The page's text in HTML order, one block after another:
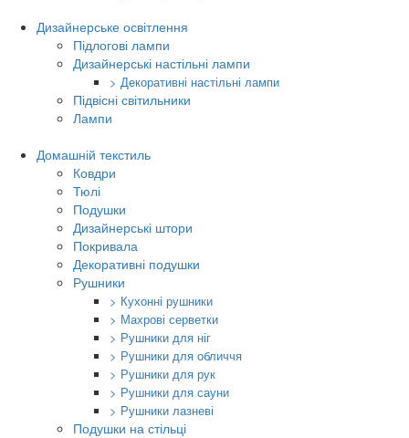
Дизайнерське освітлення
Підлогові лампи
Дизайнерські настільні лампи
> Декоративні настільні лампи
Підвісні світильники
Лампи
Домашній текстиль
Ковдри
Тюлі
Подушки
Дизайнерські штори
Покривала
Декоративні подушки
Рушники
> Кухонні рушники
> Махрові серветки
> Рушники для ніг
> Рушники для обличчя
> Рушники для рук
> Рушники для сауни
> Рушники лазневі
Подушки на стільці